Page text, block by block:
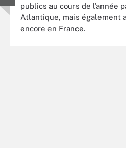
publics au cours de l’année
Atlantique, mais également
encore en France.